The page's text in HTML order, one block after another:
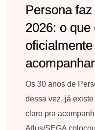
Persona
2026: o
acompanhar
Os 30 anos de
dessa vez, já
claro pra
Atlus/SEGA